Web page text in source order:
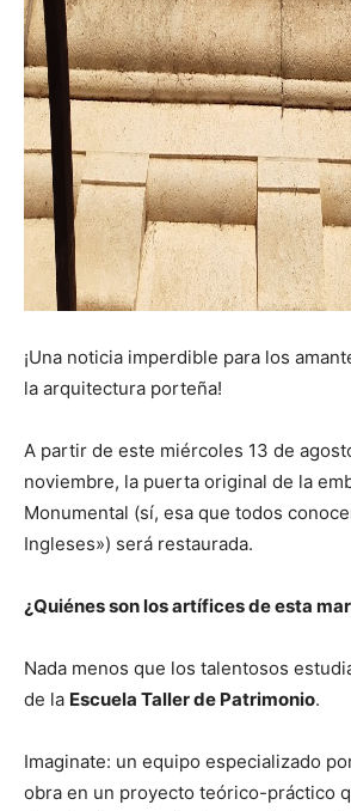
¡Una noticia imperdible para los
la arquitectura porteña!
A partir de este miércoles 13 de
noviembre, la puerta original de la
Monumental (sí, esa que todos
Ingleses») será restaurada.
¿Quiénes son los artífices de esta
Nada menos que los talentosos
de la Escuela Taller de Patrimonio.
Imaginate: un equipo especializado
obra en un proyecto teórico-práctico